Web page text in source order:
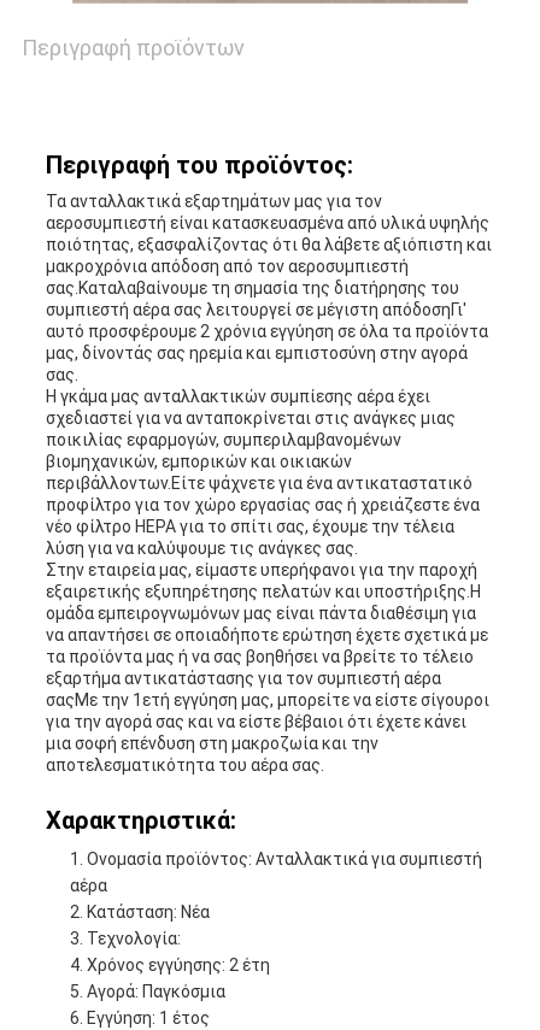
ΖΗΤΉΣΤΕ
SITEMAP
PRIVACY
POLICY
Περιγραφή προϊόντων
Περιγραφή του προϊόντος:
Τα ανταλλακτικά εξαρτημάτων μας για τον
αεροσυμπιεστή είναι κατασκευασμένα από υλικά υψηλής
ποιότητας, εξασφαλίζοντας ότι θα λάβετε αξιόπιστη και
μακροχρόνια απόδοση από τον αεροσυμπιεστή
σας.Καταλαβαίνουμε τη σημασία της διατήρησης του
συμπιεστή αέρα σας λειτουργεί σε μέγιστη απόδοσηΓι'
αυτό προσφέρουμε 2 χρόνια εγγύηση σε όλα τα προϊόντα
μας, δίνοντάς σας ηρεμία και εμπιστοσύνη στην αγορά
σας.
Η γκάμα μας ανταλλακτικών συμπίεσης αέρα έχει
σχεδιαστεί για να ανταποκρίνεται στις ανάγκες μιας
ποικιλίας εφαρμογών, συμπεριλαμβανομένων
βιομηχανικών, εμπορικών και οικιακών
περιβάλλοντων.Είτε ψάχνετε για ένα αντικαταστατικό
προφίλτρο για τον χώρο εργασίας σας ή χρειάζεστε ένα
νέο φίλτρο HEPA για το σπίτι σας, έχουμε την τέλεια
λύση για να καλύψουμε τις ανάγκες σας.
Στην εταιρεία μας, είμαστε υπερήφανοι για την παροχή
εξαιρετικής εξυπηρέτησης πελατών και υποστήριξης.Η
ομάδα εμπειρογνωμόνων μας είναι πάντα διαθέσιμη για
να απαντήσει σε οποιαδήποτε ερώτηση έχετε σχετικά με
τα προϊόντα μας ή να σας βοηθήσει να βρείτε το τέλειο
εξαρτήμα αντικατάστασης για τον συμπιεστή αέρα
σαςΜε την 1ετή εγγύηση μας, μπορείτε να είστε σίγουροι
για την αγορά σας και να είστε βέβαιοι ότι έχετε κάνει
μια σοφή επένδυση στη μακροζωία και την
αποτελεσματικότητα του αέρα σας.
Χαρακτηριστικά:
Ονομασία προϊόντος: Ανταλλακτικά για συμπιεστή
αέρα
Κατάσταση: Νέα
Τεχνολογία:
Χρόνος εγγύησης: 2 έτη
Αγορά: Παγκόσμια
Εγγύηση: 1 έτος